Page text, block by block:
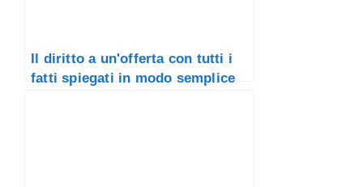
Il diritto a un'offerta con tutti i
fatti spiegati in modo semplice